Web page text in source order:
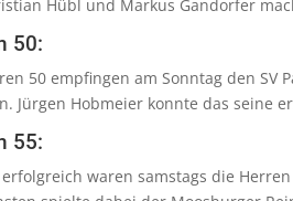
Hübl und Markus Gandorfer
50:
50 empfingen am Sonntag den
Jürgen Hobmeier konnte das seine
55:
erfolgreich waren samstags die